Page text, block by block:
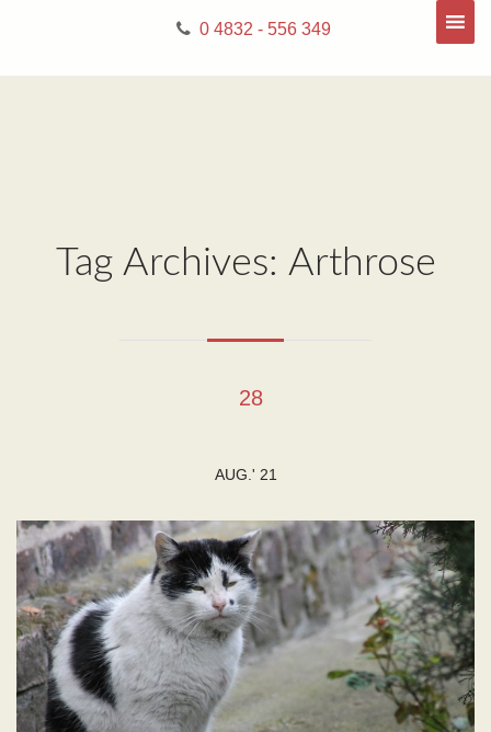
0 4832 - 556 349
Tag Archives: Arthrose
28
AUG.' 21